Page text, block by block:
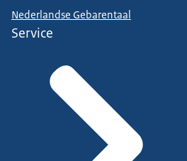
Nederlandse Gebarentaal
Service